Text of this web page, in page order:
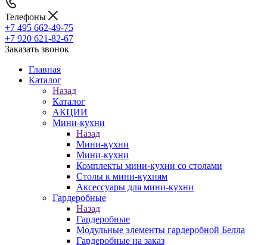
Телефоны
+7 495 662-49-75
+7 920 621-82-67
Заказать звонок
Главная
Каталог
Назад
Каталог
АКЦИИ
Мини-кухни
Назад
Мини-кухни
Мини-кухни
Комплекты мини-кухни со столами
Столы к мини-кухням
Аксессуары для мини-кухни
Гардеробные
Назад
Гардеробные
Модульные элементы гардеробной Белла
Гардеробные на заказ